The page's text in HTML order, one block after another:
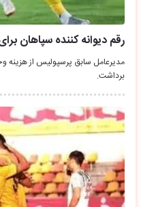
رقم دیوانه کننده سپاهان
مدیرعامل سابق پرسپولیس از هزینه
برداشت.